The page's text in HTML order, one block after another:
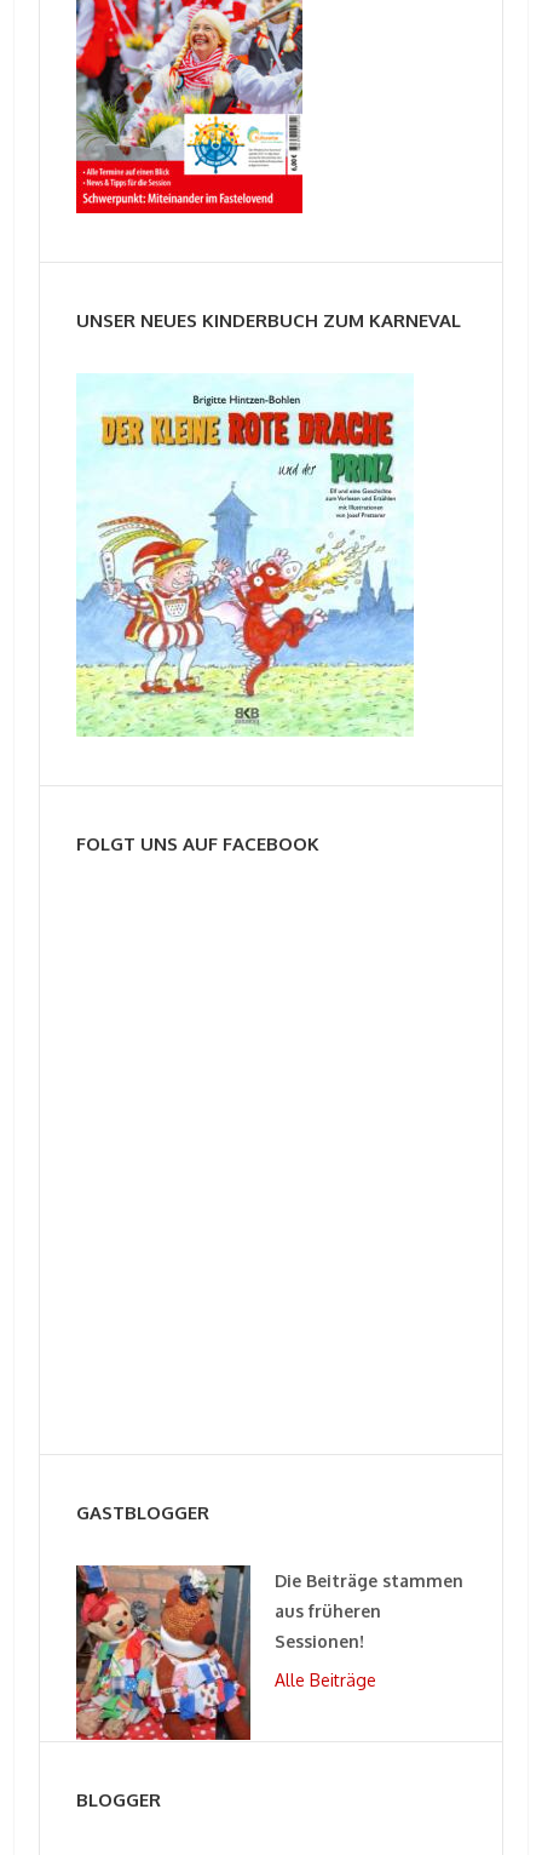
UNSER NEUES KINDERBUCH ZUM KARNEVAL
FOLGT UNS AUF FACEBOOK
GASTBLOGGER
Die Beiträge stammen
aus früheren
Sessionen!
Alle Beiträge
BLOGGER